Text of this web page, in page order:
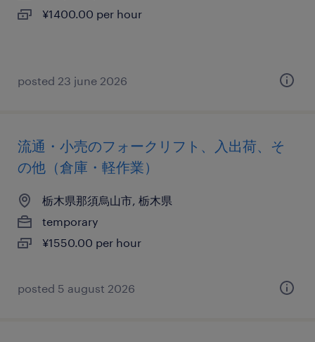
¥1400.00 per hour
posted 23 june 2026
流通・小売のフォークリフト、入出荷、そ
の他（倉庫・軽作業）
栃木県那須烏山市, 栃木県
temporary
¥1550.00 per hour
posted 5 august 2026